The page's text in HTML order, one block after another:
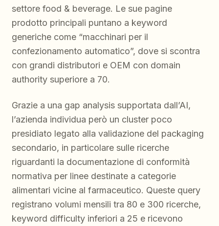
settore food & beverage. Le sue pagine
prodotto principali puntano a keyword
generiche come “macchinari per il
confezionamento automatico”, dove si scontra
con grandi distributori e OEM con domain
authority superiore a 70.
Grazie a una gap analysis supportata dall’AI,
l’azienda individua però un cluster poco
presidiato legato alla validazione del packaging
secondario, in particolare sulle ricerche
riguardanti la documentazione di conformità
normativa per linee destinate a categorie
alimentari vicine al farmaceutico. Queste query
registrano volumi mensili tra 80 e 300 ricerche,
keyword difficulty inferiori a 25 e ricevono